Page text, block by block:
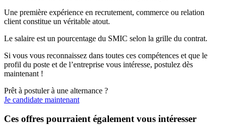
Une première expérience en recrutement, commerce ou relation
client constitue un véritable atout.
Le salaire est un pourcentage du SMIC selon la grille du contrat.
Si vous vous reconnaissez dans toutes ces compétences et que le
profil du poste et de l’entreprise vous intéresse, postulez dès
maintenant !
Prêt à postuler à une alternance ?
Je candidate maintenant
Ces offres pourraient également vous intéresser